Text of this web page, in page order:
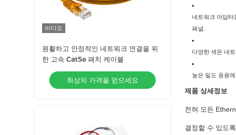
비디오
원활하고 안정적인 네트워크 연결을 위
한 고속 Cat5e 패치 케이블
최상의 가격을 얻으세요
네트워크 아답터
패널.
다양한 색은 네
높은 밀도 응용
제품 상세정보
전혀 모든
결정할 수 있도